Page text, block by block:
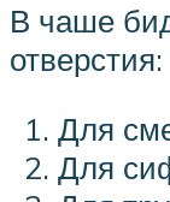
В чаше
отверстия:
Для
Для